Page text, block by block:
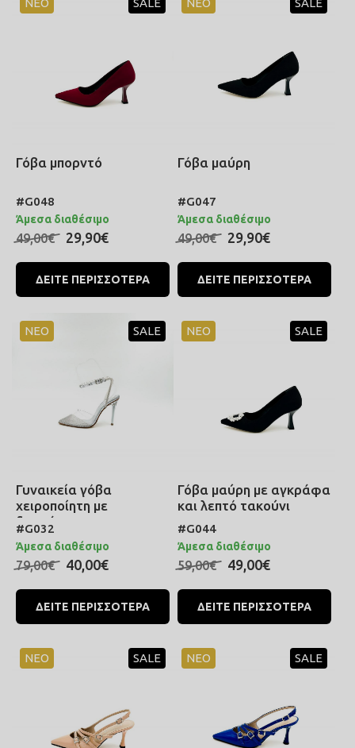
ΝΕΟ SALE
Γόβα μπορντό
#G048
Άμεσα διαθέσιμο
49,00€ 29,90€
ΔΕΙΤΕ ΠΕΡΙΣΣΟΤΕΡΑ
ΝΕΟ SALE
Γόβα μαύρη
#G047
Άμεσα διαθέσιμο
49,00€ 29,90€
ΔΕΙΤΕ ΠΕΡΙΣΣΟΤΕΡΑ
ΝΕΟ SALE
Γυναικεία γόβα
χειροποίητη με
διαφάνεια και στρας, με
λεπτό stiletto τακούνι
#G032
Άμεσα διαθέσιμο
79,00€ 40,00€
ΔΕΙΤΕ ΠΕΡΙΣΣΟΤΕΡΑ
ΝΕΟ SALE
Γόβα μαύρη με αγκράφα
και λεπτό τακούνι
#G044
Άμεσα διαθέσιμο
59,00€ 49,00€
ΔΕΙΤΕ ΠΕΡΙΣΣΟΤΕΡΑ
ΝΕΟ SALE ΝΕΟ SALE